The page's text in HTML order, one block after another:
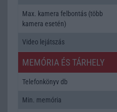
Max. kamera felbontás (több
kamera esetén)
Video lejátszás
MEMÓRIA ÉS TÁRHELY
Telefonkönyv db
Min. memória